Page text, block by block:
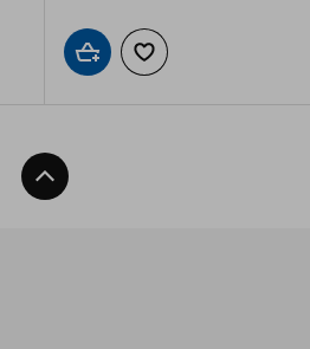
Προσθήκη στο καλάθι
Προσθήκη στα
Back To Top